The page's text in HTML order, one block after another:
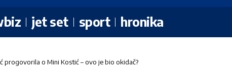
jet set sport hronika
progovorila o Mini Kostić – ovo je bio okidač?